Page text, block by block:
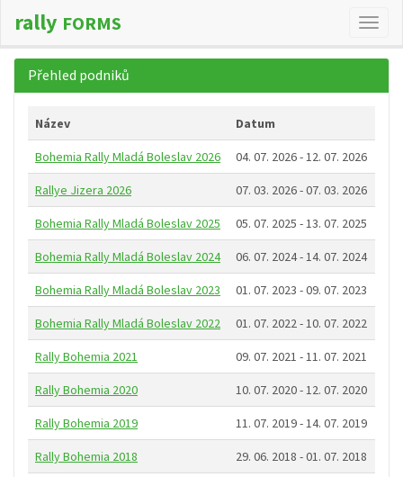
Změna
rally FORMS
Přehled podniků
Název Datum
Bohemia Rally Mladá Boleslav 2026 04. 07. 2026 - 12. 07. 2026
Rallye Jizera 2026 07. 03. 2026 - 07. 03. 2026
Bohemia Rally Mladá Boleslav 2025 05. 07. 2025 - 13. 07. 2025
Bohemia Rally Mladá Boleslav 2024 06. 07. 2024 - 14. 07. 2024
Bohemia Rally Mladá Boleslav 2023 01. 07. 2023 - 09. 07. 2023
Bohemia Rally Mladá Boleslav 2022 01. 07. 2022 - 10. 07. 2022
Rally Bohemia 2021 09. 07. 2021 - 11. 07. 2021
Rally Bohemia 2020 10. 07. 2020 - 12. 07. 2020
Rally Bohemia 2019 11. 07. 2019 - 14. 07. 2019
Rally Bohemia 2018 29. 06. 2018 - 01. 07. 2018